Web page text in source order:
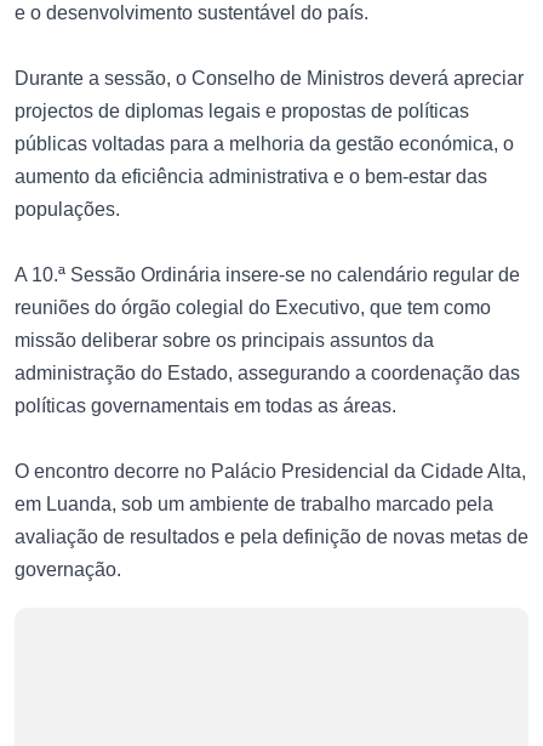
e o desenvolvimento sustentável do país.
Durante a sessão, o Conselho de Ministros deverá apreciar
projectos de diplomas legais e propostas de políticas
públicas voltadas para a melhoria da gestão económica, o
aumento da eficiência administrativa e o bem-estar das
populações.
A 10.ª Sessão Ordinária insere-se no calendário regular de
reuniões do órgão colegial do Executivo, que tem como
missão deliberar sobre os principais assuntos da
administração do Estado, assegurando a coordenação das
políticas governamentais em todas as áreas.
O encontro decorre no Palácio Presidencial da Cidade Alta,
em Luanda, sob um ambiente de trabalho marcado pela
avaliação de resultados e pela definição de novas metas de
governação.